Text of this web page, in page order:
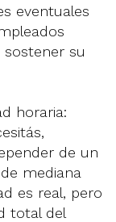
eventuales
sostener su
horaria:
de un
mediana
es real, pero
total del